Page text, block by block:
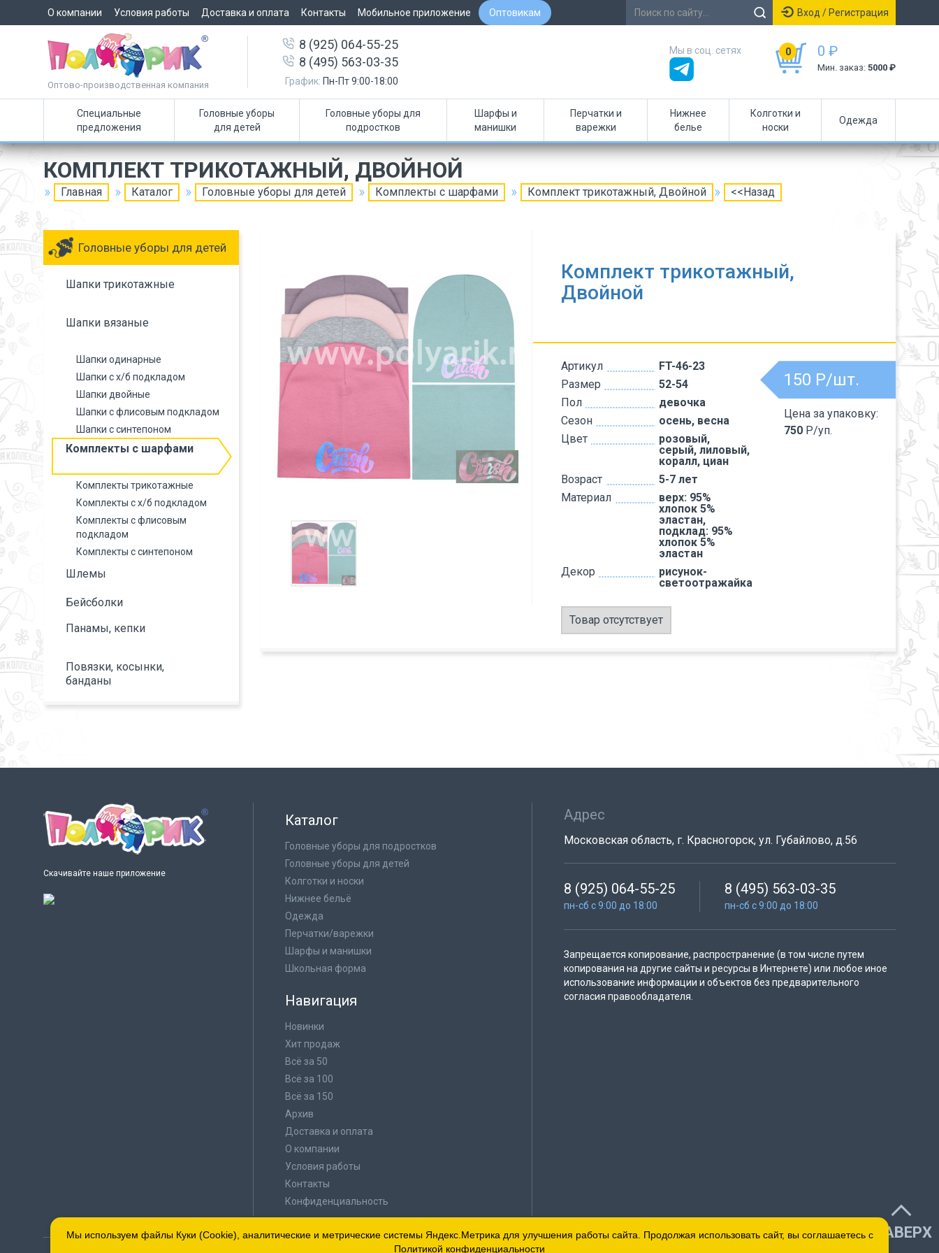
О компании Условия работы Доставка и оплата Контакты Мобильное приложение Оптовикам Вход / Регистрация
Оптово-производственная компания
8 (925) 064-55-25
8 (495) 563-03-35
График: Пн-Пт 9:00-18:00
0 0 ₽
Мин. заказ: 5000 ₽
Мы в соц. сетях
Специальные
предложения
Головные уборы
для детей
Головные уборы для
подростков
Шарфы и
манишки
Перчатки и
варежки
Нижнее
белье
Колготки и
носки
Одежда
КОМПЛЕКТ ТРИКОТАЖНЫЙ, ДВОЙНОЙ
Главная Каталог Головные уборы для детей Комплекты с шарфами Комплект трикотажный, Двойной <<Назад
Головные уборы для детей
Шапки трикотажные
Шапки вязаные
Шапки одинарные
Шапки с х/б подкладом
Шапки двойные
Шапки с флисовым подкладом
Шапки с синтепоном
Комплекты с шарфами
Комплекты трикотажные
Комплекты с х/б подкладом
Комплекты с флисовым
подкладом
Комплекты с синтепоном
Шлемы
Бейсболки
Панамы, кепки
Повязки, косынки,
банданы
Комплект трикотажный,
Двойной
Артикул
FT-46-23
Размер
52-54
Пол
девочка
Сезон
осень, весна
Цвет
розовый,
серый, лиловый,
коралл, циан
Возраст
5-7 лет
Материал
верх: 95%
хлопок 5%
эластан,
подклад: 95%
хлопок 5%
эластан
Декор
рисунок-
светоотражайка
150 Р/шт.
Цена за упаковку:
750 Р/уп.
Товар отсутствует
Скачивайте наше приложение
Каталог
Головные уборы для подростков
Головные уборы для детей
Колготки и носки
Нижнее бельё
Одежда
Перчатки/варежки
Шарфы и манишки
Школьная форма
Навигация
Новинки
Хит продаж
Всё за 50
Всё за 100
Всё за 150
Архив
Доставка и оплата
О компании
Условия работы
Контакты
Конфиденциальность
Адрес
Московская область, г. Красногорск, ул. Губайлово, д.56
8 (925) 064-55-25
пн-сб с 9:00 до 18:00
8 (495) 563-03-35
пн-сб с 9:00 до 18:00
Запрещается копирование, распространение (в том числе путем
копирования на другие сайты и ресурсы в Интернете) или любое иное
использование информации и объектов без предварительного
согласия правообладателя.
НАВЕРХ
Мы используем файлы Куки (Cookie), аналитические и метрические системы Яндекс.Метрика для улучшения работы сайта. Продолжая использовать сайт, вы соглашаетесь с
Политикой конфиденциальности